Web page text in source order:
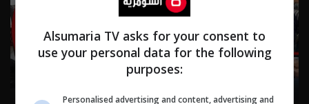
Alsumaria TV asks for your consent to
use your personal data for the following
purposes:
Personalised advertising and content, advertising and